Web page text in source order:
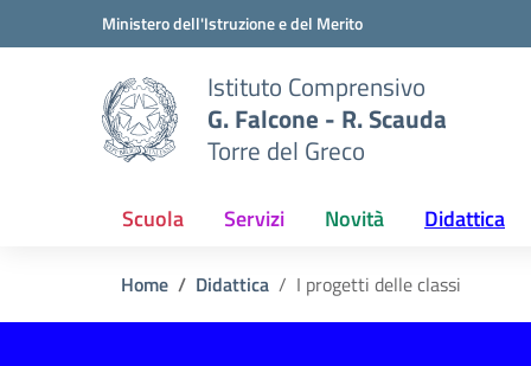
Vai ai contenuti
Vai al menu di navigazioneMinistero dell'Istruzione e del Merito
Istituto Comprensivo
G. Falcone - R. Scauda
Torre del Greco
Scuola Servizi Novità Didattica
Home Didattica I progetti delle classi